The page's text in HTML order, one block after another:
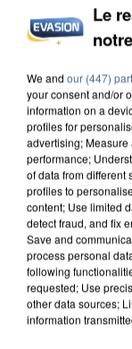
MAFIA
Le
We and our (447)
your consent and/or
information on a
profiles for
advertising;
performance;
of data from different
profiles to
content; Use limited
detect fraud, and fix
Save and
process personal
following
requested; Use
other data sources;
information